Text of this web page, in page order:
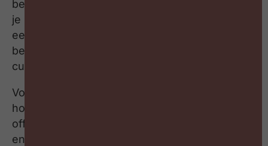
betrokkenheid en customer intimacy? Hoe kan
je inzet en betrokkenheid belonen? Hoe zet je
een cultuur van innovation by all neer binnen je
bedrijf? En wat is het effect van een sterke
cultuur op het bedrijfsresultaat?
Voor een antwoord op die vragen kruip ik in het
hoofd van Sofie Liekens, chief happiness
officer bij Upgrade Estate. Koenraad Belsack
en Nele Van Damme, ook buiten het werk een